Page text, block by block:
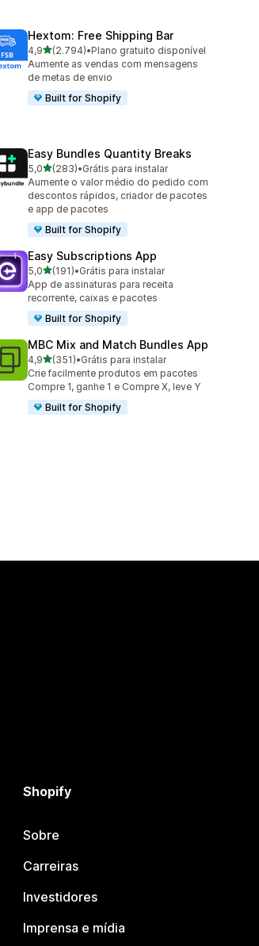
Hextom: Free Shipping Bar
4,9de 5 estrelas
(2.794)
2794 avaliações ao todo
•Plano gratuito disponível
Aumente as vendas com mensagens
de metas de envio
Built for Shopify
Easy Bundles Quantity Breaks
5,0de 5 estrelas
(283)
283 avaliações ao todo
•Grátis para instalar
Aumente o valor médio do pedido com
descontos rápidos, criador de pacotes
e app de pacotes
Built for Shopify
Easy Subscriptions App
5,0de 5 estrelas
(191)
191 avaliações ao todo
•Grátis para instalar
App de assinaturas para receita
recorrente, caixas e pacotes
Built for Shopify
MBC Mix and Match Bundles App
4,9de 5 estrelas
(351)
351 avaliações ao todo
•Grátis para instalar
Crie facilmente produtos em pacotes
Compre 1, ganhe 1 e Compre X, leve Y
Built for Shopify
Shopify
Sobre
Carreiras
Investidores
Imprensa e mídia